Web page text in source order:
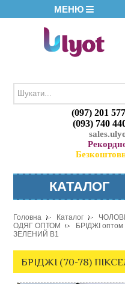
МЕНЮ
(097) 201
(093) 740
КАТАЛОГ
Головна Каталог
ОДЯГ ОПТОМ
БРІДЖІ оптом
ЗЕЛЕНИЙ B1
БРІДЖІ (70-78)